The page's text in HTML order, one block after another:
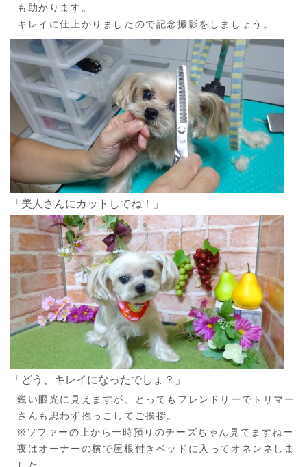
も助かります。
キレイに仕上がりましたので記念撮影をしましょう。
「美人さんにカットしてね！」
「どう、キレイになったでしょ？」
鋭い眼光に見えますが、とってもフレンドリーでトリマー
さんも思わず抱っこしてご挨拶。
※ソファーの上から一時預りのチーズちゃん見てますねー
夜はオーナーの横で屋根付きベッドに入ってオネンネしま